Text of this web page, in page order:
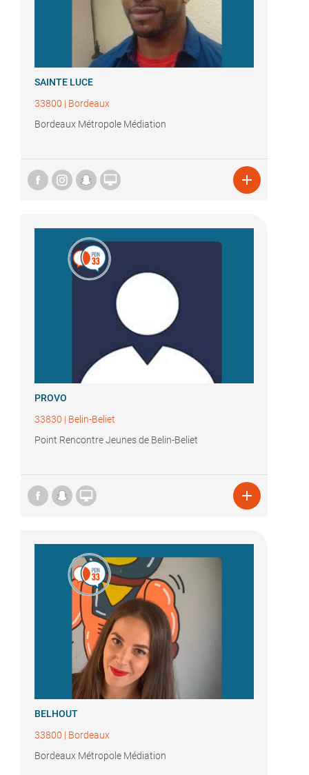
SAINTE LUCE
33800 | Bordeaux
Bordeaux Métropole Médiation
 
PROVO
33830 | Belin-Beliet
Point Rencontre Jeunes de Belin-Beliet
 
BELHOUT
33800 | Bordeaux
Bordeaux Métropole Médiation